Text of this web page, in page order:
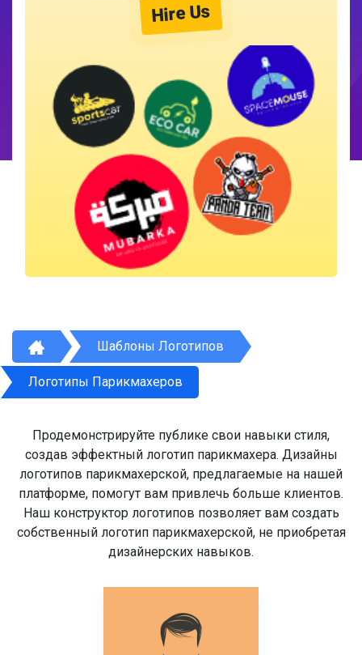
Hire Us
Шаблоны Логотипов
Логотипы Парикмахеров
Продемонстрируйте публике свои навыки стиля,
создав эффектный логотип парикмахера. Дизайны
логотипов парикмахерской, предлагаемые на нашей
платформе, помогут вам привлечь больше клиентов.
Наш конструктор логотипов позволяет вам создать
собственный логотип парикмахерской, не приобретая
дизайнерских навыков.